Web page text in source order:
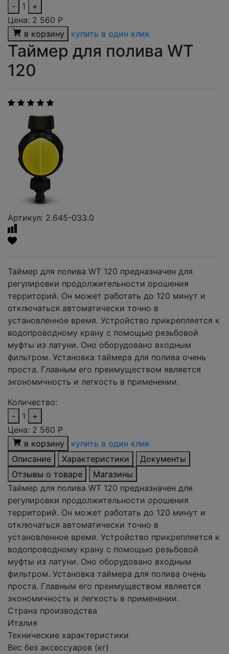
-
1
+
Цена: 2 560 Р
в корзину
купить в один клик
Таймер для полива WT
120
Артикул: 2.645-033.0
Таймер для полива WT 120 предназначен для
регулировки продолжительности орошения
территорий. Он может работать до 120 минут и
отключаться автоматически точно в
установленное время. Устройство прикрепляется к
водопроводному крану с помощью резьбовой
муфты из латуни. Оно оборудовано входным
фильтром. Установка таймера для полива очень
проста. Главным его преимуществом является
экономичность и легкость в применении.
Количество:
-
1
+
Цена: 2 560 Р
в корзину
купить в один клик
Описание
Характеристики
Документы
Отзывы о товаре
Магазины
Таймер для полива WT 120 предназначен для
регулировки продолжительности орошения
территорий. Он может работать до 120 минут и
отключаться автоматически точно в
установленное время. Устройство прикрепляется к
водопроводному крану с помощью резьбовой
муфты из латуни. Оно оборудовано входным
фильтром. Установка таймера для полива очень
проста. Главным его преимуществом является
экономичность и легкость в применении.
Страна производства
Италия
Технические характеристики
Вес без аксессуаров (кг)